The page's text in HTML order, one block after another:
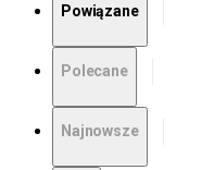
Powiązane
Polecane
Najnowsze